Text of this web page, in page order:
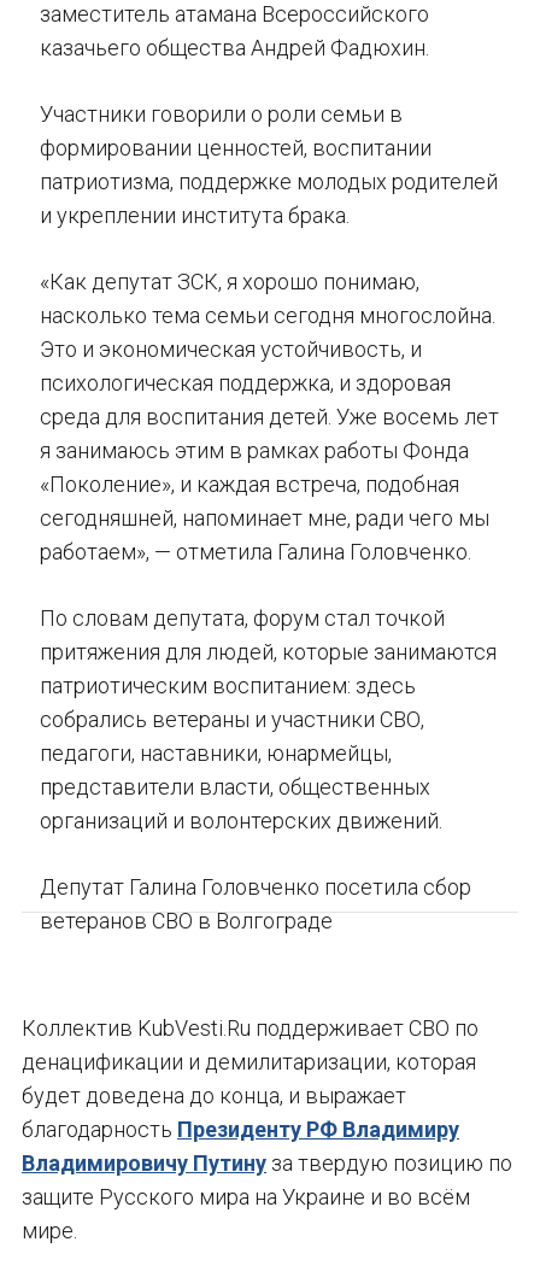
заместитель атамана Всероссийского
казачьего общества Андрей Фадюхин.
Участники говорили о роли семьи в
формировании ценностей, воспитании
патриотизма, поддержке молодых родителей
и укреплении института брака.
«Как депутат ЗСК, я хорошо понимаю,
насколько тема семьи сегодня многослойна.
Это и экономическая устойчивость, и
психологическая поддержка, и здоровая
среда для воспитания детей. Уже восемь лет
я занимаюсь этим в рамках работы Фонда
«Поколение», и каждая встреча, подобная
сегодняшней, напоминает мне, ради чего мы
работаем», — отметила Галина Головченко.
По словам депутата, форум стал точкой
притяжения для людей, которые занимаются
патриотическим воспитанием: здесь
собрались ветераны и участники СВО,
педагоги, наставники, юнармейцы,
представители власти, общественных
организаций и волонтерских движений.
Депутат Галина Головченко посетила сбор
ветеранов СВО в Волгограде
Коллектив KubVesti.Ru поддерживает СВО по
денацификации и демилитаризации, которая
будет доведена до конца, и выражает
благодарность Президенту РФ Владимиру
Владимировичу Путину за твердую позицию по
защите Русского мира на Украине и во всём
мире.